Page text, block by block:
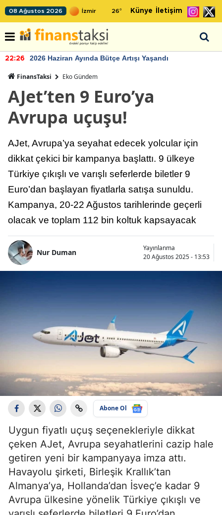
08 Ağustos 2026 26° Künye İletişim
22:26 2026 Haziran Ayında Bütçe Artışı Yaşandı
FinansTaksi Eko Gündem
AJet’ten 9 Euro’ya
Avrupa uçuşu!
AJet, Avrupa’ya seyahat edecek yolcular için
dikkat çekici bir kampanya başlattı. 9 ülkeye
Türkiye çıkışlı ve varışlı seferlerde biletler 9
Euro’dan başlayan fiyatlarla satışa sunuldu.
Kampanya, 20-22 Ağustos tarihlerinde geçerli
olacak ve toplam 112 bin koltuk kapsayacak
Nur Duman
Yayınlanma
20 Ağustos 2025 - 13:53
Abone Ol
Uygun fiyatlı uçuş seçenekleriyle dikkat
çeken AJet, Avrupa seyahatlerini cazip hale
getiren yeni bir kampanyaya imza attı.
Havayolu şirketi, Birleşik Krallık’tan
Almanya’ya, Hollanda’dan İsveç’e kadar 9
Avrupa ülkesine yönelik Türkiye çıkışlı ve